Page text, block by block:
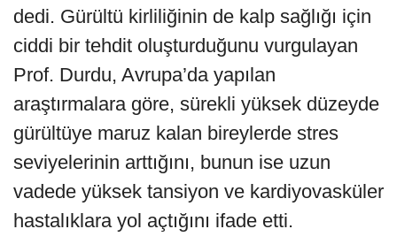
dedi. Gürültü kirliliğinin de kalp sağlığı için
ciddi bir tehdit oluşturduğunu vurgulayan
Prof. Durdu, Avrupa’da yapılan
araştırmalara göre, sürekli yüksek düzeyde
gürültüye maruz kalan bireylerde stres
seviyelerinin arttığını, bunun ise uzun
vadede yüksek tansiyon ve kardiyovasküler
hastalıklara yol açtığını ifade etti.